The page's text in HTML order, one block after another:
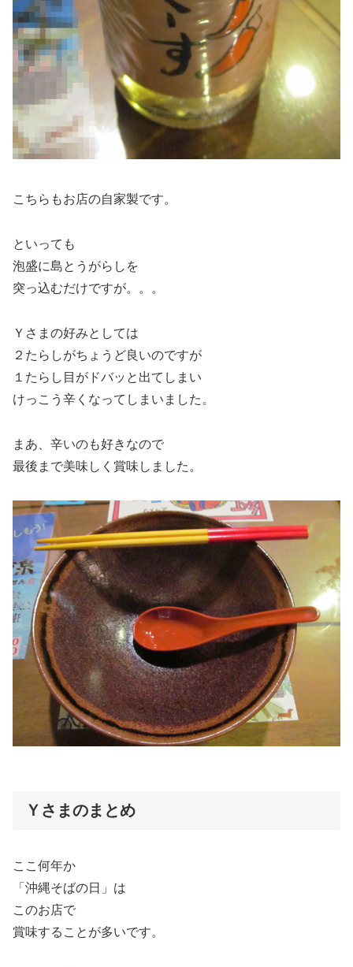
こちらもお店の自家製です。
といっても
泡盛に島とうがらしを
突っ込むだけですが。。。
Ｙさまの好みとしては
２たらしがちょうど良いのですが
１たらし目がドバッと出てしまい
けっこう辛くなってしまいました。
まあ、辛いのも好きなので
最後まで美味しく賞味しました。
Ｙさまのまとめ
ここ何年か
「沖縄そばの日」は
このお店で
賞味することが多いです。